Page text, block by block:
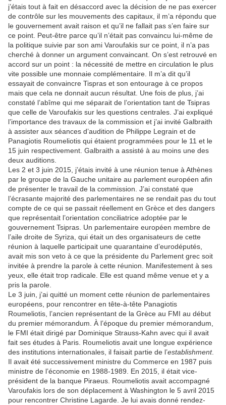
j’étais tout à fait en désaccord avec la décision de ne pas exercer
de contrôle sur les mouvements des capitaux, il m’a répondu que
le gouvernement avait raison et qu’il ne fallait pas s’en faire sur
ce point. Peut-être parce qu’il n’était pas convaincu lui-même de
la politique suivie par son ami Varoufakis sur ce point, il n’a pas
cherché à donner un argument convaincant. On s’est retrouvé en
accord sur un point : la nécessité de mettre en circulation le plus
vite possible une monnaie complémentaire. Il m’a dit qu’il
essayait de convaincre Tispras et son entourage à ce propos
mais que cela ne donnait aucun résultat. Une fois de plus, j’ai
constaté l’abîme qui me séparait de l’orientation tant de Tsipras
que celle de Varoufakis sur les questions centrales. J’ai expliqué
l’importance des travaux de la commission et j’ai invité Galbraith
à assister aux séances d’audition de Philippe Legrain et de
Panagiotis Roumeliotis qui étaient programmées pour le 11 et le
15 juin respectivement. Galbraith a assisté à au moins une des
deux auditions.
Les 2 et 3 juin 2015, j’étais invité à une réunion tenue à Athènes
par le groupe de la Gauche unitaire au parlement européen afin
de présenter le travail de la commission. J’ai constaté que
l’écrasante majorité des parlementaires ne se rendait pas du tout
compte de ce qui se passait réellement en Grèce et des dangers
que représentait l’orientation conciliatrice adoptée par le
gouvernement Tsipras. Un parlementaire européen membre de
l’aile droite de Syriza, qui était un des organisateurs de cette
réunion à laquelle participait une quarantaine d’eurodéputés,
avait mis son veto à ce que la présidente du Parlement grec soit
invitée à prendre la parole à cette réunion. Manifestement à ses
yeux, elle était trop radicale. Elle est quand même venue et y a
pris la parole.
Le 3 juin, j’ai quitté un moment cette réunion de parlementaires
européens, pour rencontrer en tête-à-tête Panagiotis
Roumeliotis, l’ancien représentant de la Grèce au FMI au début
du premier mémorandum. À l’époque du premier mémorandum,
le FMI était dirigé par Dominique Strauss-Kahn avec qui il avait
fait ses études à Paris. Roumeliotis avait une longue expérience
des institutions internationales, il faisait partie de l’establishment.
Il avait été successivement ministre du Commerce en 1987 puis
ministre de l’économie en 1988-1989. En 2015, il était vice-
président de la banque Piraeus. Roumeliotis avait accompagné
Varoufakis lors de son déplacement à Washington le 5 avril 2015
pour rencontrer Christine Lagarde. Je lui avais donné rendez-